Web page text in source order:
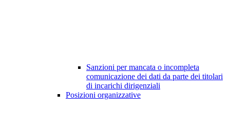
Sanzioni per mancata o incompleta
comunicazione dei dati da parte dei titolari
di incarichi dirigenziali
Posizioni organizzative